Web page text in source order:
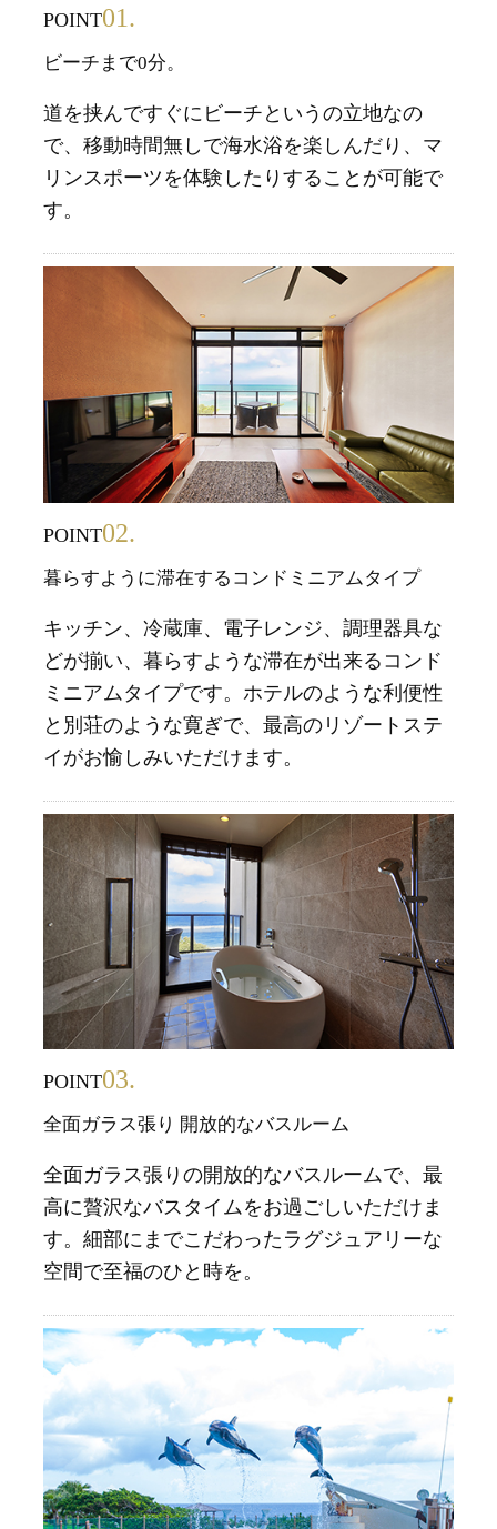
POINT01.
ビーチまで0分。
道を挟んですぐにビーチというの立地なの
で、移動時間無しで海水浴を楽しんだり、マ
リンスポーツを体験したりすることが可能で
す。
POINT02.
暮らすように滞在するコンドミニアムタイプ
キッチン、冷蔵庫、電子レンジ、調理器具な
どが揃い、暮らすような滞在が出来るコンド
ミニアムタイプです。ホテルのような利便性
と別荘のような寛ぎで、最高のリゾートステ
イがお愉しみいただけます。
POINT03.
全面ガラス張り 開放的なバスルーム
全面ガラス張りの開放的なバスルームで、最
高に贅沢なバスタイムをお過ごしいただけま
す。細部にまでこだわったラグジュアリーな
空間で至福のひと時を。